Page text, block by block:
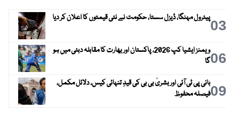
03پیٹرول مہنگا، ڈیزل سستا، حکومت نے نئی قیمتوں کا اعلان کر دیا
06
ویمنز ایشیا کپ 2026، پاکستان اور بھارت کا مقابلہ دبئی میں ہو
گا
09بانی پی ٹی آئی اور بشریٰ بی بی کی قیدِ تنہائی کیس، دلائل مکمل،
فیصلہ محفوظ